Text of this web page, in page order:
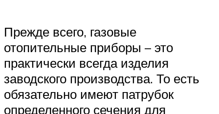
Прежде всего, газовые
отопительные приборы – это
практически всегда изделия
заводского производства. То есть
обязательно имеют патрубок
определенного сечения для